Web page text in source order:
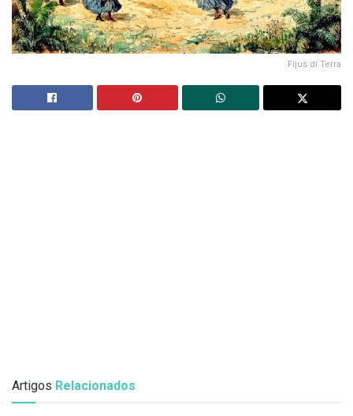
Fijus di Terra
Artigos Relacionados